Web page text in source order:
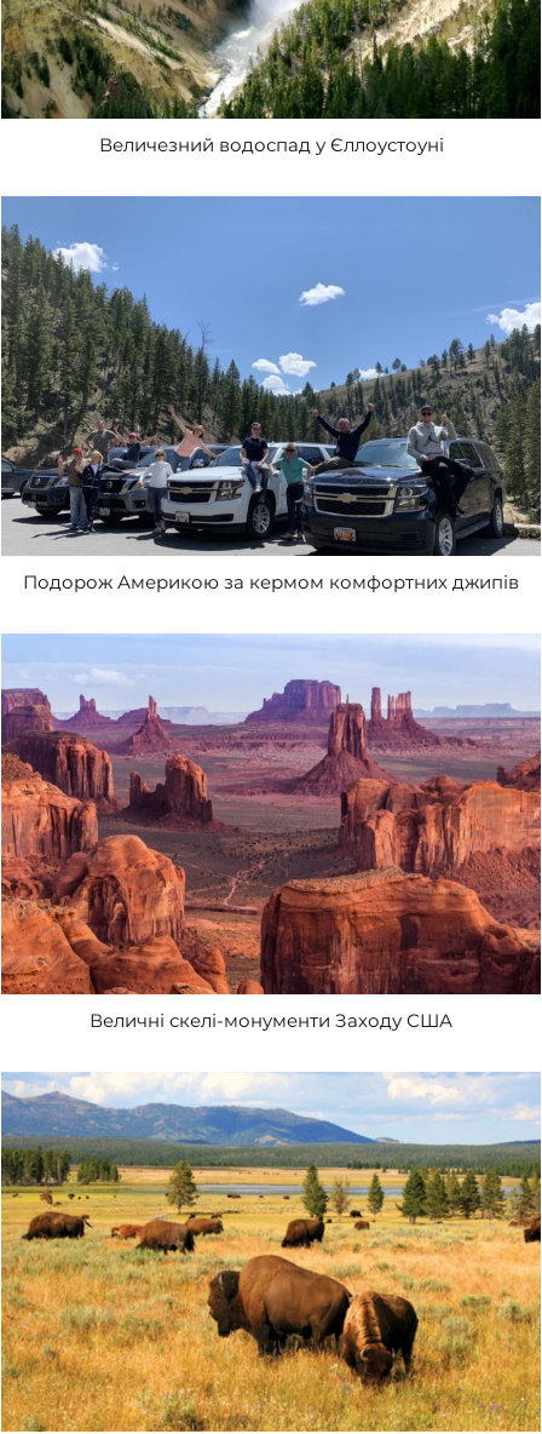
Величезний водоспад у Єллоустоуні
Подорож Америкою за кермом комфортних джипів
Величні скелі-монументи Заходу США